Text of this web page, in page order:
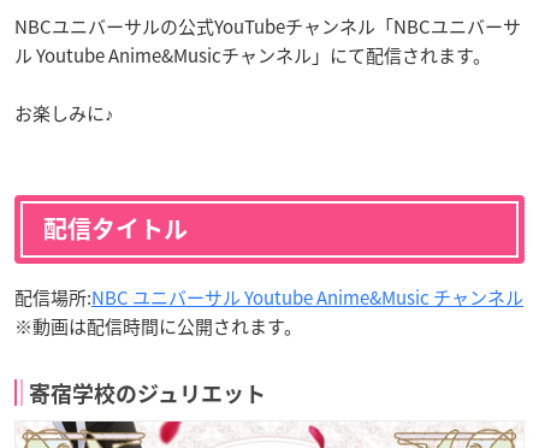
NBCユニバーサルの公式YouTubeチャンネル「NBCユニバーサ
ル Youtube Anime&Musicチャンネル」にて配信されます。
お楽しみに♪
配信タイトル
配信場所:NBC ユニバーサル Youtube Anime&Music チャンネル
※動画は配信時間に公開されます。
寄宿学校のジュリエット